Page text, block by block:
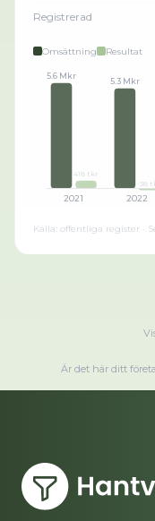
Registrerad
Omsättning Resultat
5.6 Mkr
418 tkr
2021
5.3 Mkr
-38
2022
Källa: offentliga register ·
Är det här ditt